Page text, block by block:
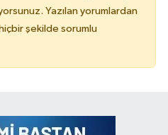
Yazılan yorumlardan
hiçbir şekilde sorumlu